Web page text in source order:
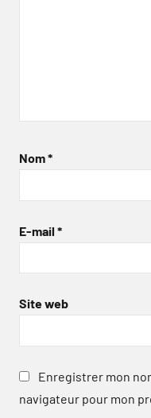
Nom*
E-mail *
Site web
Enregistrer mon
navigateur pour mon